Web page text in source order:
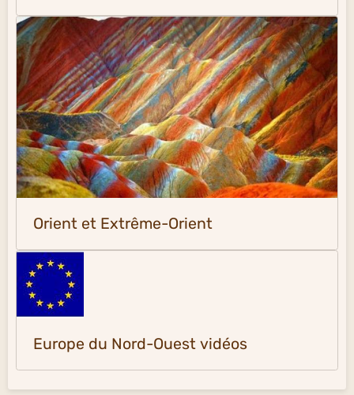
Orient et Extrême-Orient
Europe du Nord-Ouest vidéos